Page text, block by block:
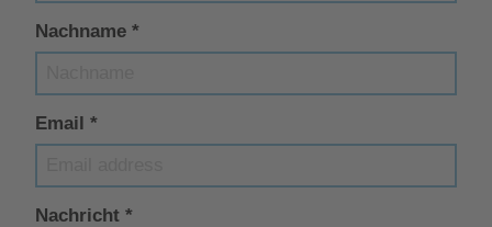
Nachname *
Email *
Nachricht *